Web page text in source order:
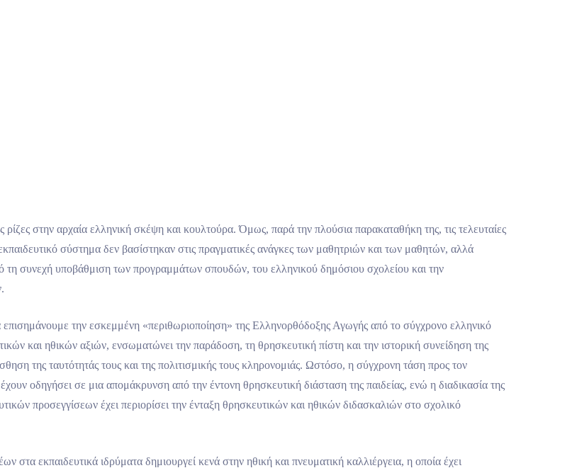
στην αρχαία ελληνική σκέψη και κουλτούρα. Όμως, παρά την πλούσια παρακαταθήκη της, τις τελευταίες
σύστημα δεν βασίστηκαν στις πραγματικές ανάγκες των μαθητριών και των μαθητών, αλλά
τη συνεχή υποβάθμιση των προγραμμάτων σπουδών, του ελληνικού δημόσιου σχολείου και την
επισημάνουμε την εσκεμμένη «περιθωριοποίηση» της Ελληνορθόδοξης Αγωγής από το σύγχρονο ελληνικό
και ηθικών αξιών, ενσωματώνει την παράδοση, τη θρησκευτική πίστη και την ιστορική συνείδηση της
της ταυτότητάς τους και της πολιτισμικής τους κληρονομιάς. Ωστόσο, η σύγχρονη τάση προς τον
οδηγήσει σε μια απομάκρυνση από την έντονη θρησκευτική διάσταση της παιδείας, ενώ η διαδικασία της
προσεγγίσεων έχει περιορίσει την ένταξη θρησκευτικών και ηθικών διδασκαλιών στο σχολικό
στα εκπαιδευτικά ιδρύματα δημιουργεί κενά στην ηθική και πνευματική καλλιέργεια, η οποία έχει